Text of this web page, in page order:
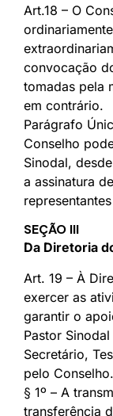
Art.18 – O
convocação
tomadas pela
em contrário.
Parágrafo
Conselho
Sinodal,
a assinatura
SEÇÃO III
Da Diretoria
Art. 19 – À
exercer as
garantir o
Pastor
Secretário,
pelo Conselho.
§ 1º – A
transferência